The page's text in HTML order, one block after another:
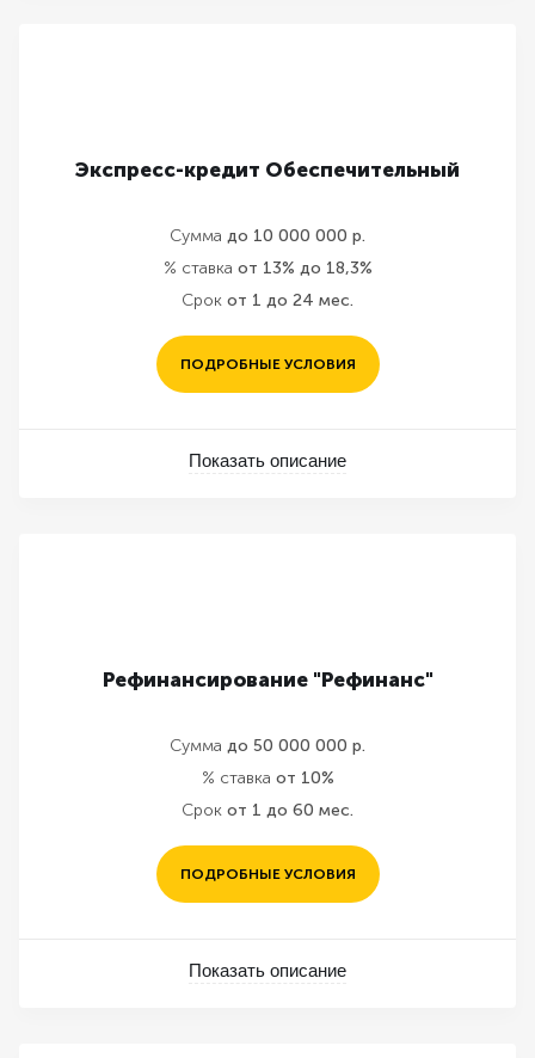
Экспресс-кредит Обеспечительный
Сумма до 10 000 000 р.
% ставка от 13% до 18,3%
Срок от 1 до 24 мес.
ПОДРОБНЫЕ УСЛОВИЯ
Показать описание
Рефинансирование "Рефинанс"
Сумма до 50 000 000 р.
% ставка от 10%
Срок от 1 до 60 мес.
ПОДРОБНЫЕ УСЛОВИЯ
Показать описание